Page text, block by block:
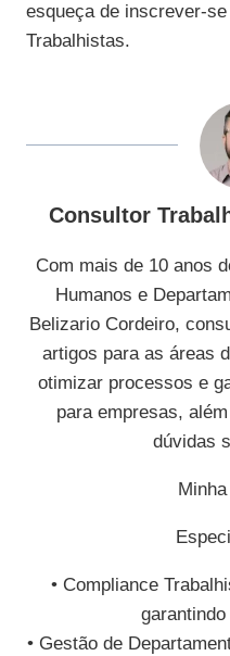
esqueça de inscrever-
Trabalhistas.
Consultor
Com mais de 10 anos
Humanos e
Belizario Cordeiro,
artigos para as áreas
otimizar processos e
para empresas,
dúvidas
• Compliance
• Gestão de